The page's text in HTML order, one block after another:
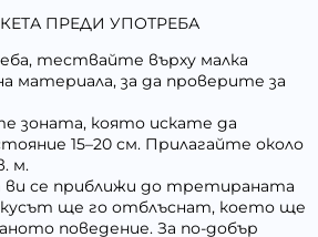
ПРЕДИ УПОТРЕБА
тествайте върху малка
материала, за да проверите за
зоната, която искате да
15–20 см. Прилагайте около
м.
се приближи до третираната
ще го отблъснат, което ще
поведение. За по-добър